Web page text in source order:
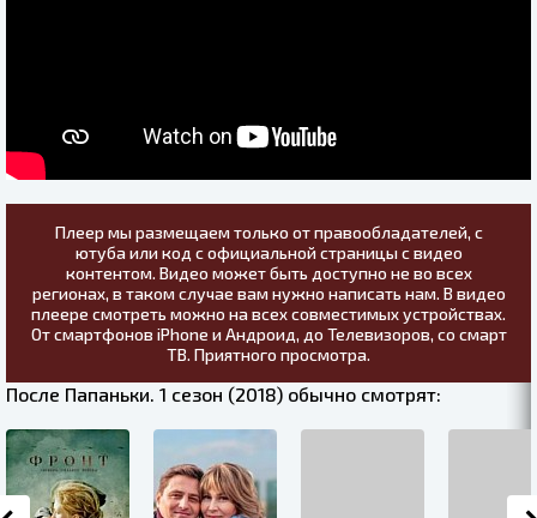
Плеер мы размещаем только от правообладателей, с
ютуба или код с официальной страницы с видео
контентом. Видео может быть доступно не во всех
регионах, в таком случае вам нужно написать нам. В видео
плеере смотреть можно на всех совместимых устройствах.
От смартфонов iPhone и Андроид, до Телевизоров, со смарт
ТВ. Приятного просмотра.
После Папаньки. 1 сезон (2018) обычно смотрят: